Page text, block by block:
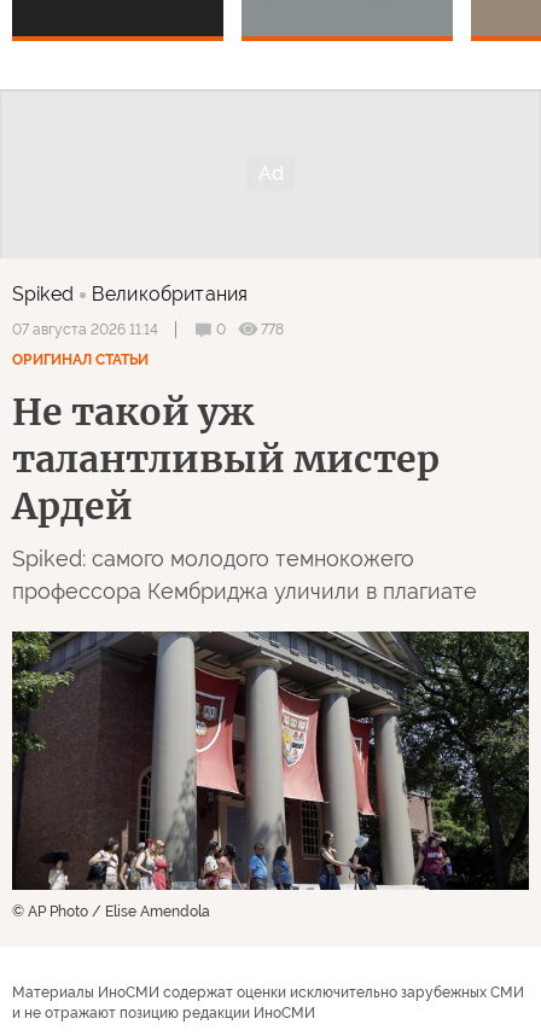
Spiked Великобритания
07 августа 2026 11:14 0
778
ОРИГИНАЛ СТАТЬИ
Не такой уж
талантливый мистер
Ардей
Spiked: самого молодого темнокожего
профессора Кембриджа уличили в плагиате
© AP Photo / Elise Amendola
Материалы ИноСМИ содержат оценки исключительно зарубежных СМИ
и не отражают позицию редакции ИноСМИ